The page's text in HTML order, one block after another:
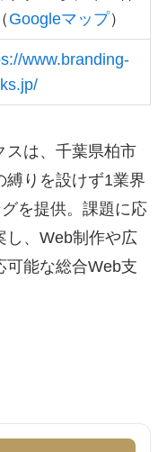
Googleマップ）
www.branding-
スは、千葉県柏市
縛りを設けず1業界
を提供。課題に応
し、Web制作や広
可能な総合Web支